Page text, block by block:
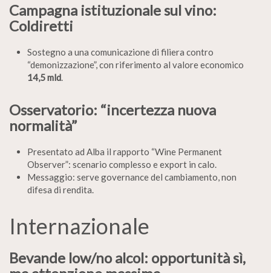
Campagna istituzionale sul vino:
Coldiretti
Sostegno a una comunicazione di filiera contro
“demonizzazione”, con riferimento al valore economico
14,5 mld.
Osservatorio: “incertezza nuova
normalità”
Presentato ad Alba il rapporto “Wine Permanent
Observer”: scenario complesso e export in calo.
Messaggio: serve governance del cambiamento, non
difesa di rendita.
Internazionale
Bevande low/no alcol: opportunità sì,